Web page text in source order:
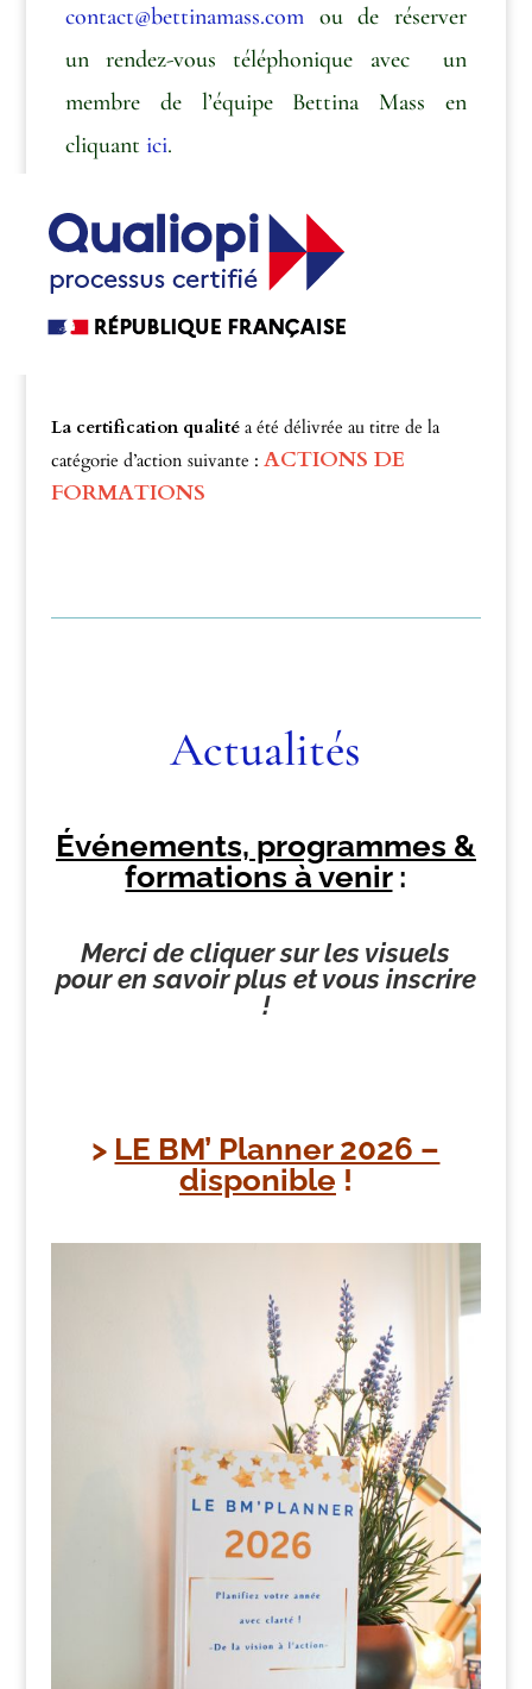
contact@bettinamass.com ou de réserver
un rendez-vous téléphonique avec un
membre de l’équipe Bettina Mass en
cliquant ici.
La certification qualitéa été délivrée au titre de la
catégorie d’action suivante : ACTIONS DE
FORMATIONS
Actualités
Événements, programmes &
formations à venir:
Merci de cliquer sur les visuels
pour en savoir plus et vous inscrire
!
> LE BM’ Planner 2026 –
disponible !